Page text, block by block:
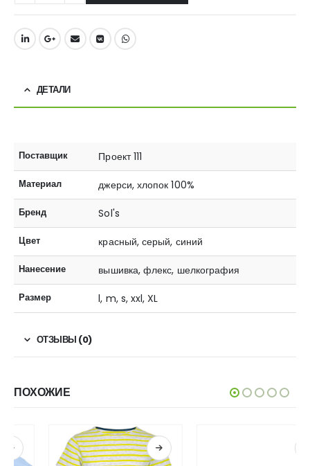
ДЕТАЛИ
Поставщик Проект 111
Материал джерси, хлопок 100%
Бренд Sol's
Цвет красный, серый, синий
Нанесение вышивка, флекс, шелкография
Размер l, m, s, xxl, XL
ОТЗЫВЫ (0)
ПОХОЖИЕ